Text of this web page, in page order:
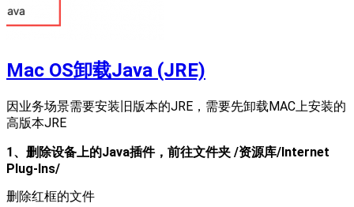
Mac OS卸载Java (JRE)
因业务场景需要安装旧版本的JRE，需要先卸载MAC上安装的
高版本JRE
1、删除设备上的Java插件，前往文件夹 /资源库/Internet
Plug-Ins/
删除红框的文件